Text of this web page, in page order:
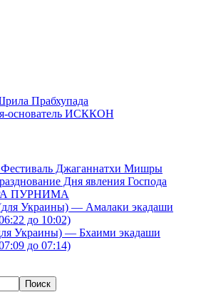
Прабхупада
основатель ИСККОН
Джаганнатхи Мишры
Дня явления Господа
ПУРНИМА
Украины) — Амалаки экадаши
до 10:02)
Украины) — Бхаими экадаши
до 07:14)
Поиск